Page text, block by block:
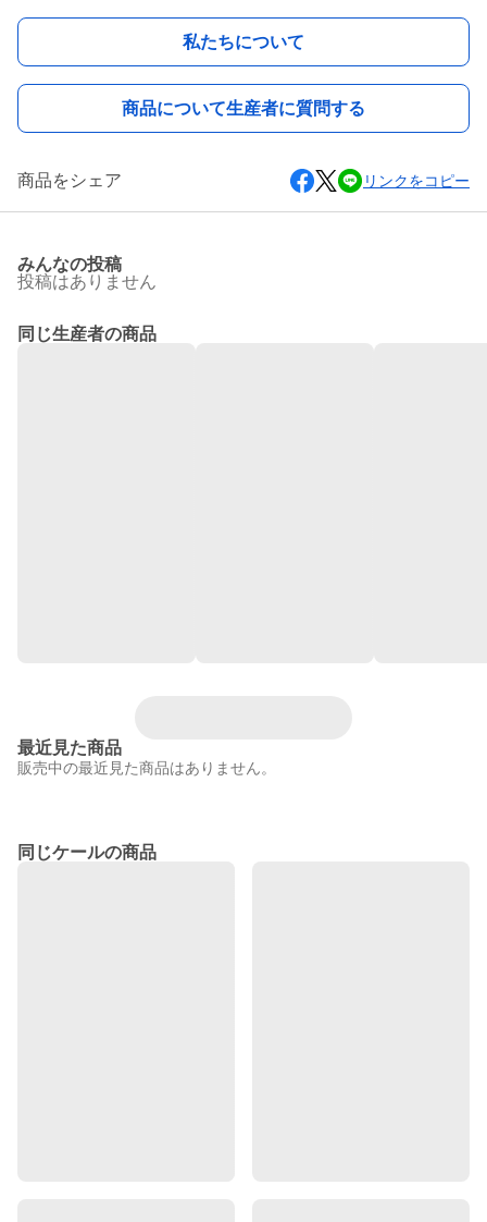
私たちについて
商品について生産者に質問する
商品をシェア リンクをコピー
みんなの投稿
投稿はありません
同じ生産者の商品
最近見た商品
販売中の最近見た商品はありません。
同じケールの商品